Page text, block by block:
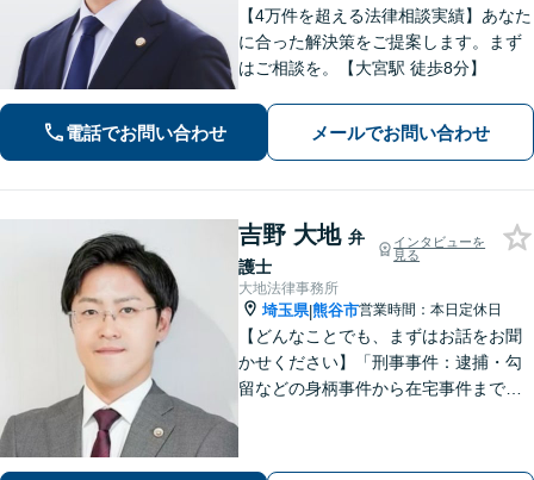
【4万件を超える法律相談実績】あなた
に合った解決策をご提案します。まず
はご相談を。【大宮駅 徒歩8分】
電話でお問い合わせ メールでお問い合わせ
吉野 大地 弁
護士
インタビューを
見る
大地法律事務所
埼玉県|熊谷市営業時間：本日定休日
【どんなことでも、まずはお話をお聞
かせください】「刑事事件：逮捕・勾
留などの身柄事件から在宅事件まで、